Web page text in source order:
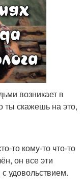
возникает в
ты скажешь на это,
то кому-то что-то
он все эти
удовольствием.